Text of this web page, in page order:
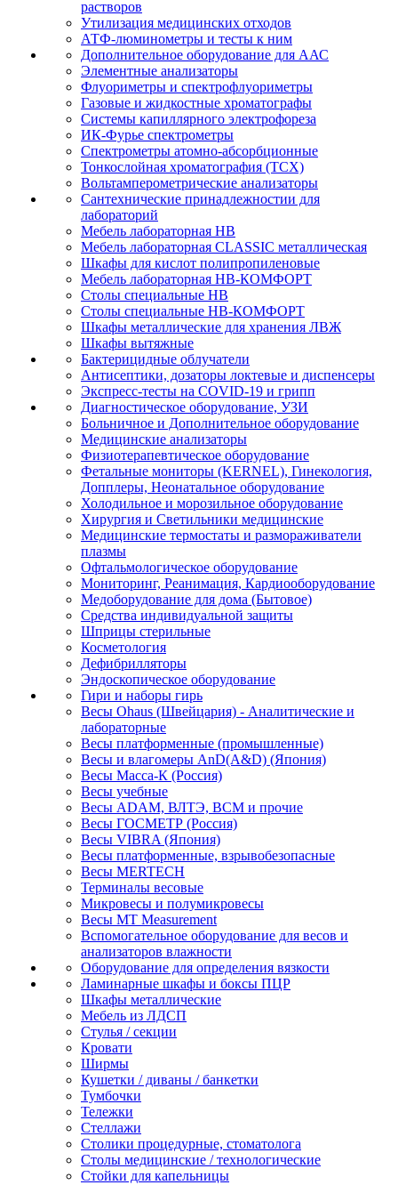
растворов
Утилизация медицинских отходов
АТФ-люминометры и тесты к ним
Дополнительное оборудование для ААС
Элементные анализаторы
Флуориметры и спектрофлуориметры
Газовые и жидкостные хроматографы
Системы капиллярного электрофореза
ИК-Фурье спектрометры
Спектрометры атомно-абсорбционные
Тонкослойная хроматография (ТСХ)
Вольтамперометрические анализаторы
Сантехнические принадлежностии для
лабораторий
Мебель лабораторная НВ
Мебель лабораторная CLASSIC металлическая
Шкафы для кислот полипропиленовые
Мебель лабораторная НВ-КОМФОРТ
Столы специальные НВ
Столы специальные НВ-КОМФОРТ
Шкафы металлические для хранения ЛВЖ
Шкафы вытяжные
Бактерицидные облучатели
Антисептики, дозаторы локтевые и диспенсеры
Экспресс-тесты на COVID-19 и грипп
Диагностическое оборудование, УЗИ
Больничное и Дополнительное оборудование
Медицинские анализаторы
Физиотерапевтическое оборудование
Фетальные мониторы (KERNEL), Гинекология,
Допплеры, Неонатальное оборудование
Холодильное и морозильное оборудование
Хирургия и Светильники медицинские
Медицинские термостаты и размораживатели
плазмы
Офтальмологическое оборудование
Мониторинг, Реанимация, Кардиооборудование
Медоборудование для дома (Бытовое)
Средства индивидуальной защиты
Шприцы стерильные
Косметология
Дефибрилляторы
Эндоскопическое оборудование
Гири и наборы гирь
Весы Ohaus (Швейцария) - Аналитические и
лабораторные
Весы платформенные (промышленные)
Весы и влагомеры AnD(A&D) (Япония)
Весы Масса-К (Россия)
Весы учебные
Весы ADAM, ВЛТЭ, BCM и прочие
Весы ГОСМЕТР (Россия)
Весы VIBRA (Япония)
Весы платформенные, взрывобезопасные
Весы MERTECH
Терминалы весовые
Микровесы и полумикровесы
Весы MT Measurement
Вспомогательное оборудование для весов и
анализаторов влажности
Оборудование для определения вязкости
Ламинарные шкафы и боксы ПЦР
Шкафы металлические
Мебель из ЛДСП
Стулья / секции
Кровати
Ширмы
Кушетки / диваны / банкетки
Тумбочки
Тележки
Стеллажи
Столики процедурные, стоматолога
Столы медицинские / технологические
Стойки для капельницы